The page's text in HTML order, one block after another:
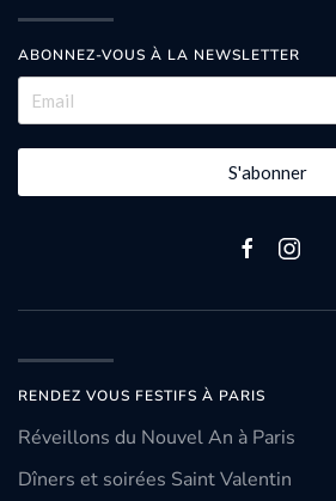
ABONNEZ-VOUS À LA NEWSLETTER
S'abonner
RENDEZ VOUS FESTIFS À PARIS
Réveillons du Nouvel An à Paris
Dîners et soirées Saint Valentin